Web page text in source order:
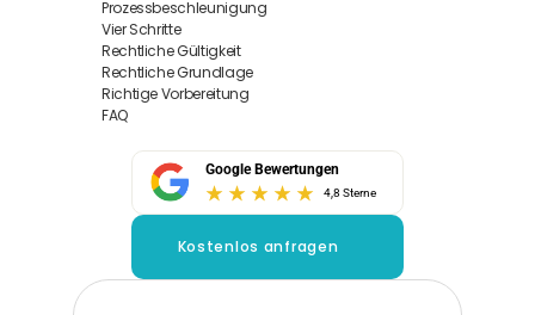
Prozessbeschleunigung
Vier Schritte
Rechtliche Gültigkeit
Rechtliche Grundlage
Richtige Vorbereitung
FAQ
Google Bewertungen
4,8 Sterne
Kostenlos anfragen